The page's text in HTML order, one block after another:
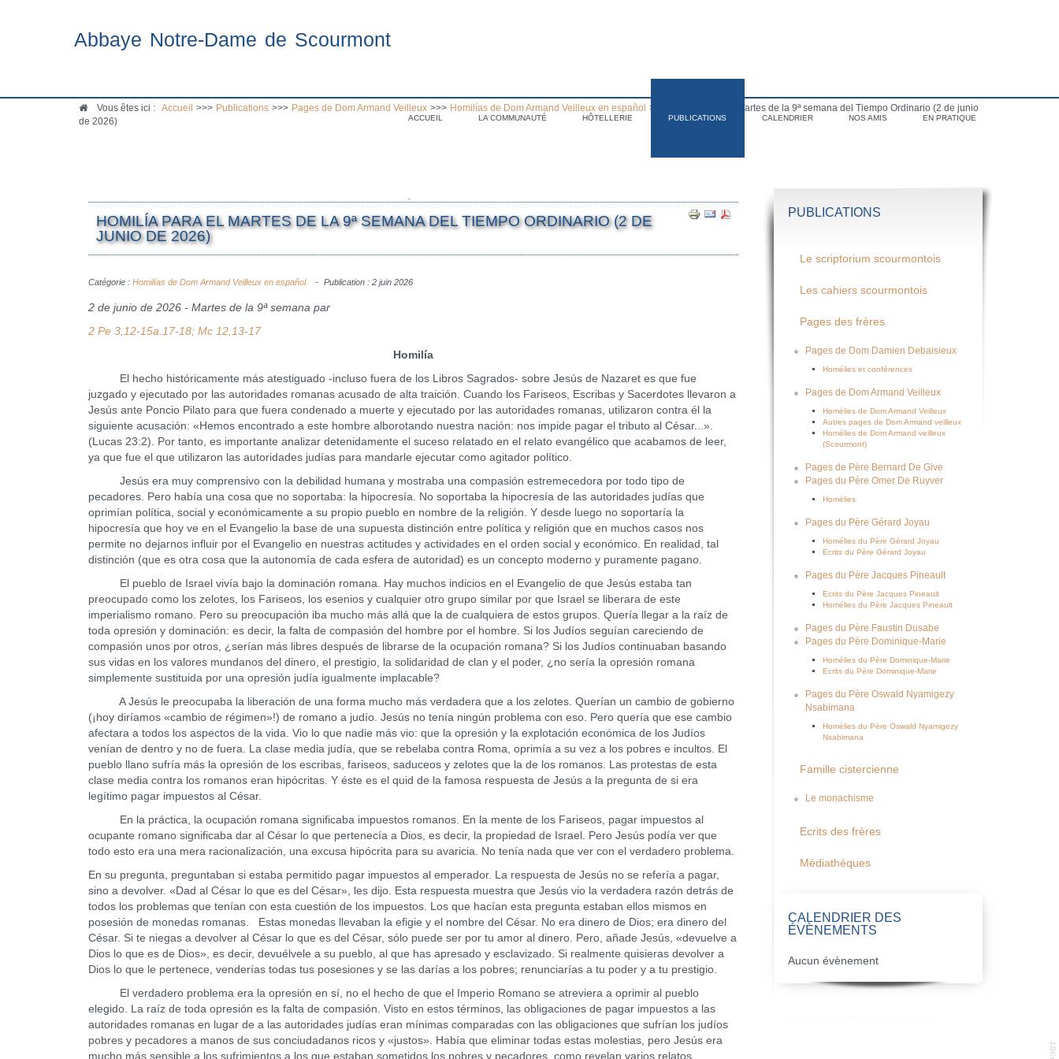
Abbaye Notre-Dame de Scourmont
ACCUEIL LA COMMUNAUTÉ HÔTELLERIE PUBLICATIONS CALENDRIER NOS AMIS EN PRATIQUE
Vous êtes ici : Accueil >>> Publications >>> Pages de Dom Armand Veilleux >>> Homilías de Dom Armand Veilleux en español >>>
Homilía para el martes de la 9ª semana del Tiempo Ordinario (2 de junio
de 2026)
HOMILÍA PARA EL MARTES DE LA 9ª SEMANA DEL TIEMPO ORDINARIO (2 DE
JUNIO DE 2026)
Catégorie : Homilías de Dom Armand Veilleux en español. Publication : 2 juin 2026
2 de junio de 2026 - Martes de la 9ª semana par
2 Pe 3,12-15a.17-18; Mc 12,13-17
Homilía
El hecho históricamente más atestiguado -incluso fuera de los Libros Sagrados- sobre Jesús de Nazaret es que fue
juzgado y ejecutado por las autoridades romanas acusado de alta traición. Cuando los Fariseos, Escribas y Sacerdotes llevaron a
Jesús ante Poncio Pilato para que fuera condenado a muerte y ejecutado por las autoridades romanas, utilizaron contra él la
siguiente acusación: «Hemos encontrado a este hombre alborotando nuestra nación: nos impide pagar el tributo al César...».
(Lucas 23:2). Por tanto, es importante analizar detenidamente el suceso relatado en el relato evangélico que acabamos de leer,
ya que fue el que utilizaron las autoridades judías para mandarle ejecutar como agitador político.
Jesús era muy comprensivo con la debilidad humana y mostraba una compasión estremecedora por todo tipo de
pecadores. Pero había una cosa que no soportaba: la hipocresía. No soportaba la hipocresía de las autoridades judías que
oprimían política, social y económicamente a su propio pueblo en nombre de la religión. Y desde luego no soportaría la
hipocresía que hoy ve en el Evangelio la base de una supuesta distinción entre política y religión que en muchos casos nos
permite no dejarnos influir por el Evangelio en nuestras actitudes y actividades en el orden social y económico. En realidad, tal
distinción (que es otra cosa que la autonomía de cada esfera de autoridad) es un concepto moderno y puramente pagano.
El pueblo de Israel vivía bajo la dominación romana. Hay muchos indicios en el Evangelio de que Jesús estaba tan
preocupado como los zelotes, los Fariseos, los esenios y cualquier otro grupo similar por que Israel se liberara de este
imperialismo romano. Pero su preocupación iba mucho más allá que la de cualquiera de estos grupos. Quería llegar a la raíz de
toda opresión y dominación: es decir, la falta de compasión del hombre por el hombre. Si los Judíos seguían careciendo de
compasión unos por otros, ¿serían más libres después de librarse de la ocupación romana? Si los Judíos continuaban basando
sus vidas en los valores mundanos del dinero, el prestigio, la solidaridad de clan y el poder, ¿no sería la opresión romana
simplemente sustituida por una opresión judía igualmente implacable?
A Jesús le preocupaba la liberación de una forma mucho más verdadera que a los zelotes. Querían un cambio de gobierno
(¡hoy diríamos «cambio de régimen»!) de romano a judío. Jesús no tenía ningún problema con eso. Pero quería que ese cambio
afectara a todos los aspectos de la vida. Vio lo que nadie más vio: que la opresión y la explotación económica de los Judíos
venían de dentro y no de fuera. La clase media judía, que se rebelaba contra Roma, oprimía a su vez a los pobres e incultos. El
pueblo llano sufría más la opresión de los escribas, fariseos, saduceos y zelotes que la de los romanos. Las protestas de esta
clase media contra los romanos eran hipócritas. Y éste es el quid de la famosa respuesta de Jesús a la pregunta de si era
legítimo pagar impuestos al César.
En la práctica, la ocupación romana significaba impuestos romanos. En la mente de los Fariseos, pagar impuestos al
ocupante romano significaba dar al César lo que pertenecía a Dios, es decir, la propiedad de Israel. Pero Jesús podía ver que
todo esto era una mera racionalización, una excusa hipócrita para su avaricia. No tenía nada que ver con el verdadero problema.
En su pregunta, preguntaban si estaba permitido pagar impuestos al emperador. La respuesta de Jesús no se refería a pagar,
sino a devolver. «Dad al César lo que es del César», les dijo. Esta respuesta muestra que Jesús vio la verdadera razón detrás de
todos los problemas que tenían con esta cuestión de los impuestos. Los que hacían esta pregunta estaban ellos mismos en
posesión de monedas romanas. Estas monedas llevaban la efigie y el nombre del César. No era dinero de Dios; era dinero del
César. Si te niegas a devolver al César lo que es del César, sólo puede ser por tu amor al dinero. Pero, añade Jesús, «devuelve a
Dios lo que es de Dios», es decir, devuélvele a su pueblo, al que has apresado y esclavizado. Si realmente quisieras devolver a
Dios lo que le pertenece, venderías todas tus posesiones y se las darías a los pobres; renunciarías a tu poder y a tu prestigio.
El verdadero problema era la opresión en sí, no el hecho de que el Imperio Romano se atreviera a oprimir al pueblo
elegido. La raíz de toda opresión es la falta de compasión. Visto en estos términos, las obligaciones de pagar impuestos a las
autoridades romanas en lugar de a las autoridades judías eran mínimas comparadas con las obligaciones que sufrían los judíos
pobres y pecadores a manos de sus conciudadanos ricos y «justos». Había que eliminar todas estas molestias, pero Jesús era
mucho más sensible a los sufrimientos a los que estaban sometidos los pobres y pecadores, como revelan varios relatos
PUBLICATIONS
Le scriptorium scourmontois
Les cahiers scourmontois
Pages des frères
Pages de Dom Damien Debaisieux
Homélies et conférences
Pages de Dom Armand Veilleux
Homélies de Dom Armand Veilleux
Autres pages de Dom Armand veilleux
Homélies de Dom Armand veilleux
(Scourmont)
Pages de Père Bernard De Give
Pages du Père Omer De Ruyver
Homélies
Pages du Père Gérard Joyau
Homélies du Père Gérard Joyau
Ecrits du Père Gérard Joyau
Pages du Père Jacques Pineault
Ecrits du Père Jacques Pineault
Homélies du Père Jacques Pineault
Pages du Père Faustin Dusabe
Pages du Père Dominique-Marie
Homélies du Père Dominique-Marie
Ecrits du Père Dominique-Marie
Pages du Père Oswald Nyamigezy
Nsabimana
Homélies du Père Oswald Nyamigezy
Nsabimana
Famille cistercienne
Le monachisme
Ecrits des frères
Médiathèques
CALENDRIER DES
ÉVÈNEMENTS
Aucun évènement